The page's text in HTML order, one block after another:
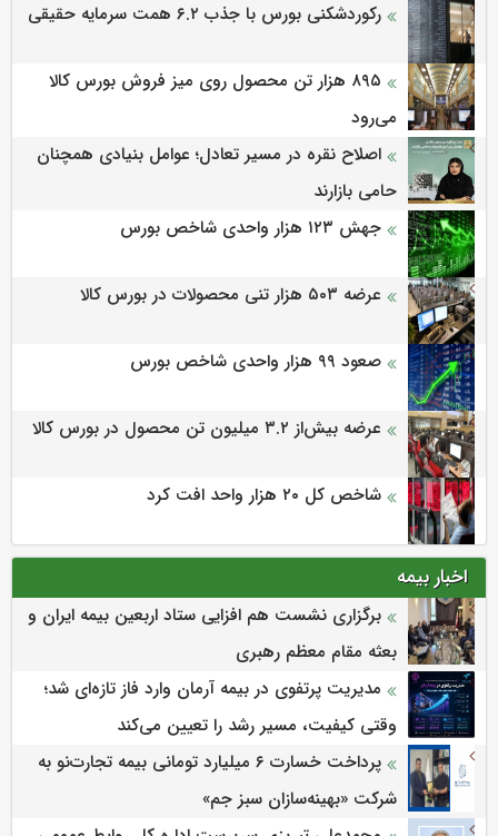
رکوردشکنی بورس با جذب ۶.۲ همت سرمایه حقیقی
۸۹۵ هزار تن محصول روی میز فروش بورس کالا
می‌‌رود
اصلاح نقره در مسیر تعادل؛ عوامل بنیادی همچنان
حامی بازارند
جهش ۱۲۳ هزار واحدی شاخص بورس
عرضه ۵۰۳ هزار تنی محصولات در بورس کالا
صعود ۹۹ هزار واحدی شاخص بورس
عرضه بیش‌از ۳.۲ میلیون تن محصول در بورس کالا
شاخص کل ۲۰ هزار واحد افت کرد
اخبار بیمه
برگزاری نشست هم افزایی ستاد اربعین بیمه ایران و
بعثه مقام معظم رهبری
مدیریت پرتفوی در بیمه آرمان وارد فاز تازه‌ای شد؛
وقتی کیفیت، مسیر رشد را تعیین می‌کند
پرداخت خسارت ۶ میلیارد تومانی بیمه تجارت‌نو به
شرکت «بهینه‌سازان سبز جم»